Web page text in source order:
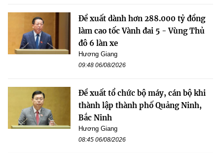
Đề xuất dành hơn 288.000 tỷ đồng
làm cao tốc Vành đai 5 - Vùng Thủ
đô 6 làn xe
Hương Giang
09:48 06/08/2026
Đề xuất tổ chức bộ máy, cán bộ khi
thành lập thành phố Quảng Ninh,
Bắc Ninh
Hương Giang
08:45 06/08/2026